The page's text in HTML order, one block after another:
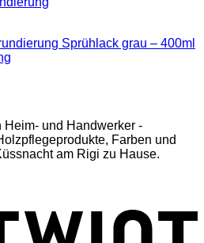
Sprühlack grau – 400ml
und Handwerker -
Farben und
am Rigi zu Hause.